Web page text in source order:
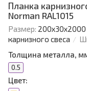
Планка
Norman RAL1015
Размер: 200х30х2000
карнизного свеса
Толщина металла,
0.5
Цвет: